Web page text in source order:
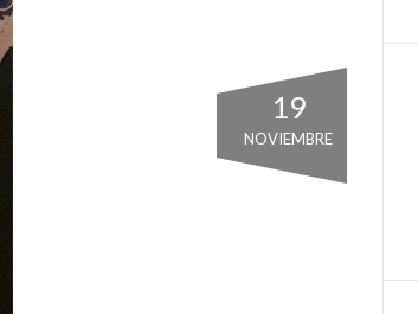
19
NOVIEMBRE